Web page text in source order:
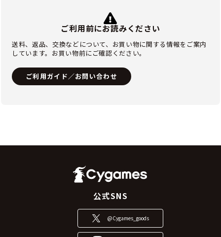
ご利用前にお読みください
送料、返品、交換などについて、お買い物に関する情報をご案内
しています。お買い物前にご確認ください。
ご利用ガイド／お問い合わせ
公式SNS
@Cygames_goods